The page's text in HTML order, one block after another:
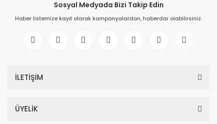
Sosyal Medyada Bizi Takip Edin
Haber listemize kayıt olarak kampanyalardan, haberdar olabilirsiniz.
İLETİŞİM
ÜYELİK